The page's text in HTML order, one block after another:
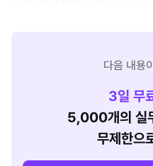
다음 내용
3일 무
5,000개의 실
무제한으